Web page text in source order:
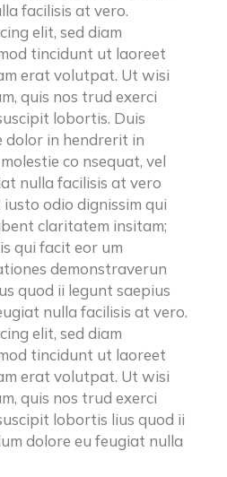
facilisis at vero.
elit, sed diam
tincidunt ut laoreet
erat volutpat. Ut wisi
quis nos trud exerci
lobortis. Duis
dolor in hendrerit in
co nsequat, vel
nulla facilisis at vero
odio dignissim qui
claritatem insitam;
qui facit eor um
demonstraverun
quod ii legunt saepius
nulla facilisis at vero.
elit, sed diam
tincidunt ut laoreet
erat volutpat. Ut wisi
quis nos trud exerci
lobortis lius quod ii
dolore eu feugiat nulla